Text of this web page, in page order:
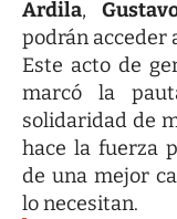
Ardila,
podrán acceder
Este acto de
marcó la
solidaridad de
hace la fuerza
de una mejor
lo necesitan.